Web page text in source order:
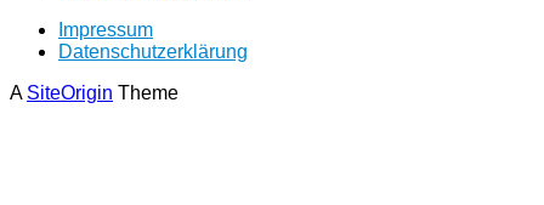
Impressum
Datenschutzerklärung
A SiteOrigin Theme